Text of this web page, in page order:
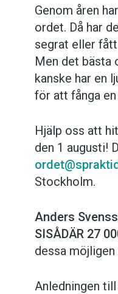
Genom åren
ordet. Då har
segrat eller
Men det bästa
kanske har en
för att fånga
Hjälp oss att
den 1 augusti!
Stockholm.
Anders
SISÅDÄR 27
dessa
Anledningen